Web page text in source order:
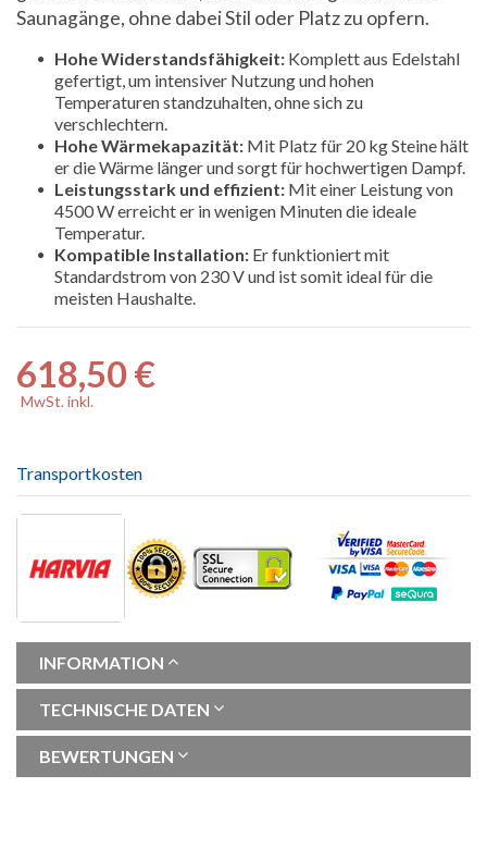
Saunagänge, ohne dabei Stil oder Platz zu opfern.
Hohe Widerstandsfähigkeit: Komplett aus Edelstahl
gefertigt, um intensiver Nutzung und hohen
Temperaturen standzuhalten, ohne sich zu
verschlechtern.
Hohe Wärmekapazität: Mit Platz für 20 kg Steine hält
er die Wärme länger und sorgt für hochwertigen Dampf.
Leistungsstark und effizient: Mit einer Leistung von
4500 W erreicht er in wenigen Minuten die ideale
Temperatur.
Kompatible Installation: Er funktioniert mit
Standardstrom von 230 V und ist somit ideal für die
meisten Haushalte.
618,50 €
MwSt. inkl.
Transportkosten
INFORMATION
TECHNISCHE DATEN
BEWERTUNGEN